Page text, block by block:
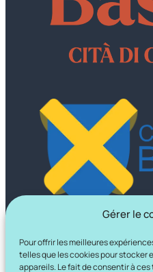
Gérer le
Pour offrir les meilleures
telles que les cookies pour stocker
appareils. Le fait de consentir à